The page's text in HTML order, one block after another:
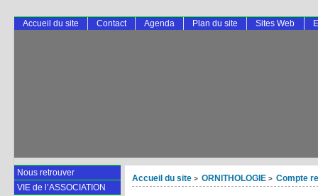
Accueil du site > ORNITHOLOGIE > Compte
Accueil du site Contact Agenda Plan du site Sites Web
Nous retrouver
VIE de l’ASSOCIATION